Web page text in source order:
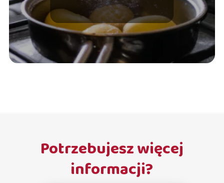
Potrzebujesz więcej
informacji?